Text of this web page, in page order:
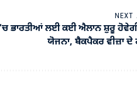
NEXT
ਭਾਰਤੀਆਂ ਲਈ ਕਈ ਐਲਾਨ ਸ਼ੁਰੂ
ਯੋਜਨਾ, ਬੈਕਪੈਕਰ ਵੀਜ਼ਾ ਦੇ